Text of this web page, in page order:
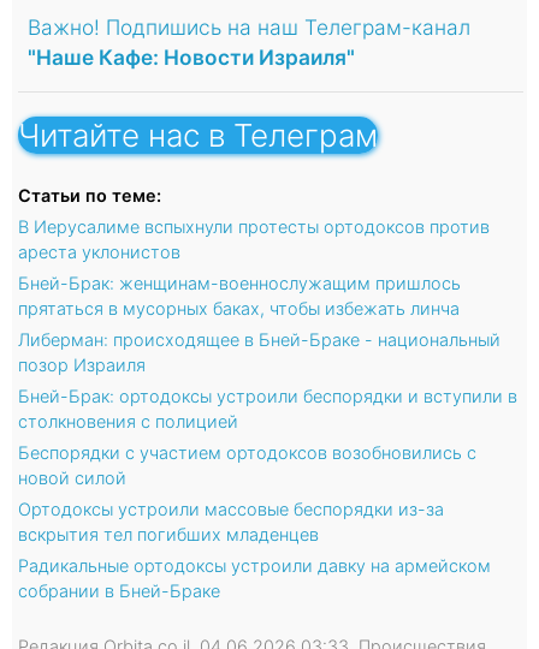
Важно! Подпишись на наш Телеграм-канал
"Наше Кафе: Новости Израиля"
Читайте нас в Телеграм
Статьи по теме:
В Иерусалиме вспыхнули протесты ортодоксов против
ареста уклонистов
Бней-Брак: женщинам-военнослужащим пришлось
прятаться в мусорных баках, чтобы избежать линча
Либерман: происходящее в Бней-Браке - национальный
позор Израиля
Бней-Брак: ортодоксы устроили беспорядки и вступили в
столкновения с полицией
Беспорядки с участием ортодоксов возобновились с
новой силой
Ортодоксы устроили массовые беспорядки из-за
вскрытия тел погибших младенцев
Радикальные ортодоксы устроили давку на армейском
собрании в Бней-Браке